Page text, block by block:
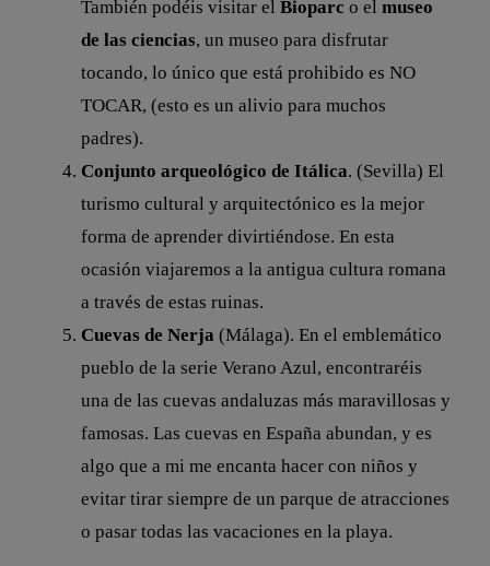
También podéis visitar elBioparc o elmuseo
de las ciencias, un museo para disfrutar
tocando, lo único que está prohibido es NO
TOCAR, (esto es un alivio para muchos
padres).
Conjunto arqueológico de Itálica. (Sevilla) El
turismo cultural y arquitectónico es la mejor
forma de aprender divirtiéndose. En esta
ocasión viajaremos a la antigua cultura romana
a través de estas ruinas.
Cuevas de Nerja (Málaga). En el emblemático
pueblo de la serie Verano Azul, encontraréis
una de las cuevas andaluzas más maravillosas y
famosas. Las cuevas en España abundan, y es
algo que a mi me encanta hacer con niños y
evitar tirar siempre de un parque de atracciones
o pasar todas las vacaciones en la playa.